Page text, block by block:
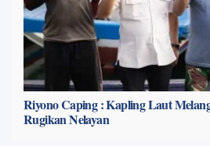
Riyono Caping : Kapling Laut
Rugikan Nelayan